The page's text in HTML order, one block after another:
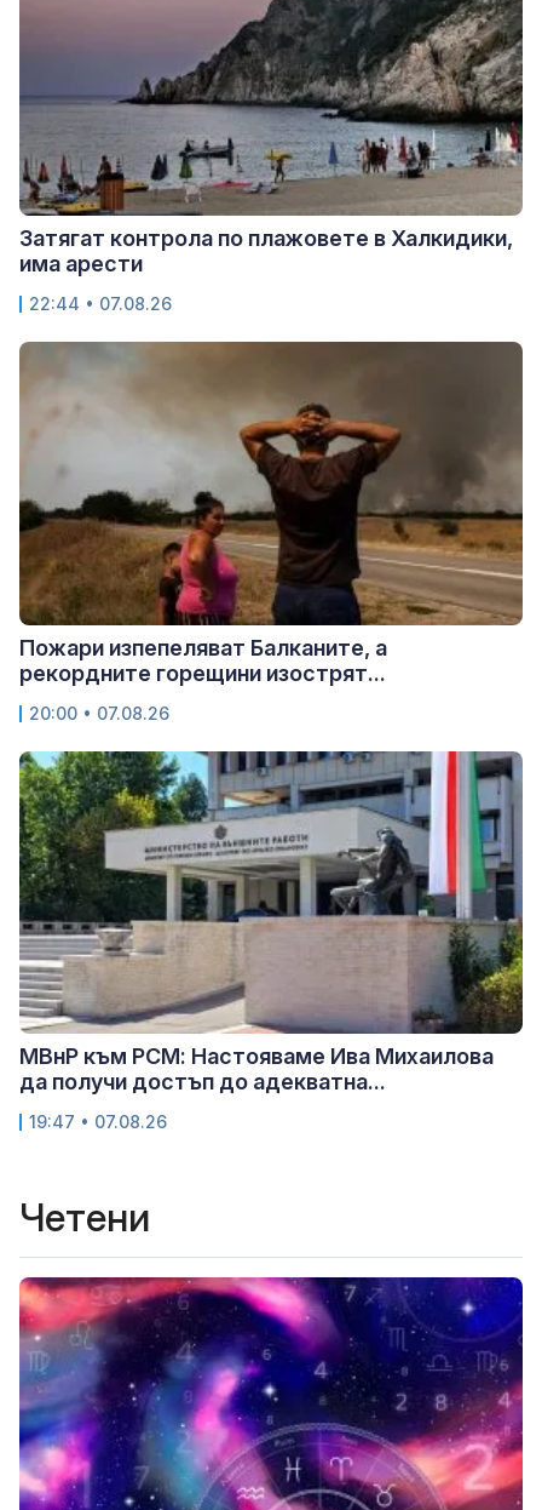
Затягат контрола по плажовете в Халкидики,
има арести
22:44 • 07.08.26
Пожари изпепеляват Балканите, а
рекордните горещини изострят...
20:00 • 07.08.26
МВнР към РСМ: Настояваме Ива Михаилова
да получи достъп до адекватна...
19:47 • 07.08.26
Четени